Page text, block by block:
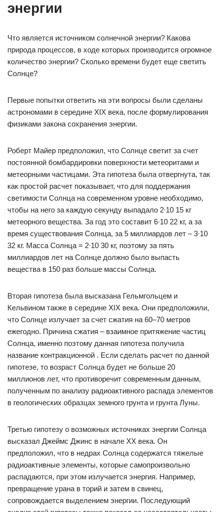
энергии
Что является источником солнечной энергии? Какова
природа процессов, в ходе которых производится огромное
количество энергии? Сколько времени будет еще светить
Солнце?
Первые попытки ответить на эти вопросы были сделаны
астрономами в середине ХIX века, после формулирования
физиками закона сохранения энергии.
Роберт Майер предположил, что Солнце светит за счет
постоянной бомбардировки поверхности метеоритами и
метеорными частицами. Эта гипотеза была отвергнута, так
как простой расчет показывает, что для поддержания
светимости Солнца на современном уровне необходимо,
чтобы на него за каждую секунду выпадало 2∙10 15 кг
метеорного вещества. За год это составит 6∙10 22 кг, а за
время существования Солнца, за 5 миллиардов лет – 3∙10
32 кг. Масса Солнца = 2∙10 30 кг, поэтому за пять
миллиардов лет на Солнце должно было выпасть
вещества в 150 раз больше массы Солнца.
Вторая гипотеза была высказана Гельмгольцем и
Кельвином также в середине ХIX века. Они предположили,
что Солнце излучает за счет сжатия на 60–70 метров
ежегодно. Причина сжатия – взаимное притяжение частиц
Солнца, именно поэтому данная гипотеза получила
название контракционной . Если сделать расчет по данной
гипотезе, то возраст Солнца будет не больше 20
миллионов лет, что противоречит современным данным,
полученным по анализу радиоактивного распада элементов
в геологических образцах земного грунта и грунта Луны.
Третью гипотезу о возможных источниках энергии Солнца
высказал Джеймс Джинс в начале ХХ века. Он
предположил, что в недрах Солнца содержатся тяжелые
радиоактивные элементы, которые самопроизвольно
распадаются, при этом излучается энергия. Например,
превращение урана в торий и затем в свинец,
сопровождается выделением энергии. Последующий